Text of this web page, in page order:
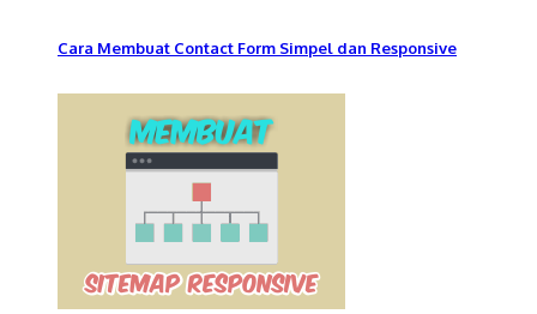
Cara Membuat Contact Form Simpel dan Responsive